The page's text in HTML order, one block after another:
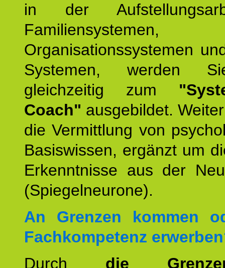
in der
Familiensystemen,
Organisationssystemen
Systemen, werden
gleichzeitig zum
Coach" ausgebildet.
die Vermittlung von
Basiswissen, ergänzt um
Erkenntnisse aus der
(Spiegelneurone).
An Grenzen kommen
Fachkompetenz
Durch die